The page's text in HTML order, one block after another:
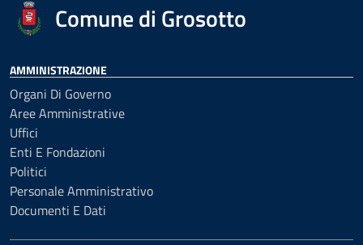
Comune di Grosotto
AMMINISTRAZIONE
Organi Di Governo
Aree Amministrative
Uffici
Enti E Fondazioni
Politici
Personale Amministrativo
Documenti E Dati